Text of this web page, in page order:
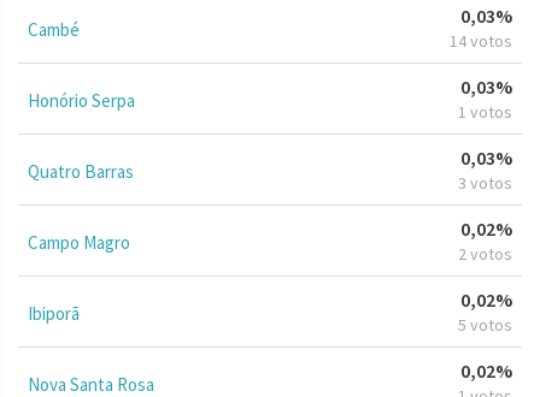
Cambé
0,03%
14 votos
Honório Serpa
0,03%
1 votos
Quatro Barras
0,03%
3 votos
Campo Magro
0,02%
2 votos
Ibiporã
0,02%
5 votos
Nova Santa Rosa
0,02%